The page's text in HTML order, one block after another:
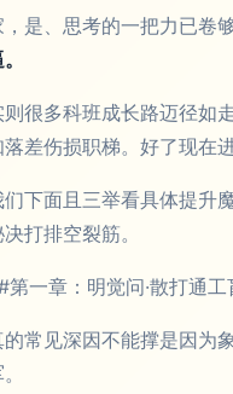
，是、思考的一把力已卷
则很多科班成长路迈径如
落差伤损职梯。好了现在
们下面且三举看具体提升
打排空裂筋。
第一章：明觉问·散打通
的常见深因不能撑是因为